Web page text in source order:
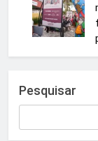
Pesquisar